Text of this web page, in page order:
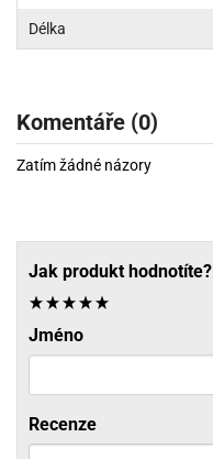
Délka
Komentáře (0)
Zatím žádné názory
Jak produkt hodnotíte?
Jméno
Recenze